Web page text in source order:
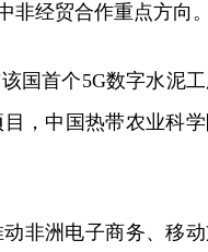
经贸合作重点方向。
国首个5G数字水泥
，中国热带农业科
非洲电子商务、移